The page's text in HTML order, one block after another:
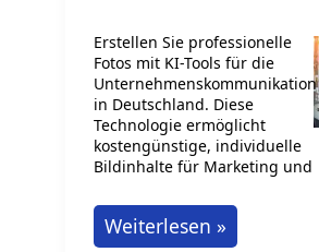
Erstellen Sie professionelle
Fotos mit KI-Tools für die
Unternehmenskommunikation
in Deutschland. Diese
Technologie ermöglicht
kostengünstige, individuelle
Bildinhalte für Marketing und
Fotos
Weiterlesen »